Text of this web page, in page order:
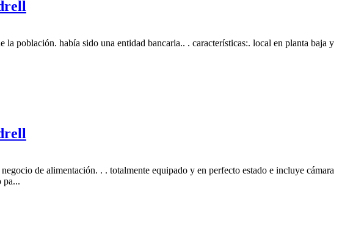
la población. había sido una entidad bancaria.. . características:. local en planta baja y
de alimentación. . . totalmente equipado y en perfecto estado e incluye cámara
pa...